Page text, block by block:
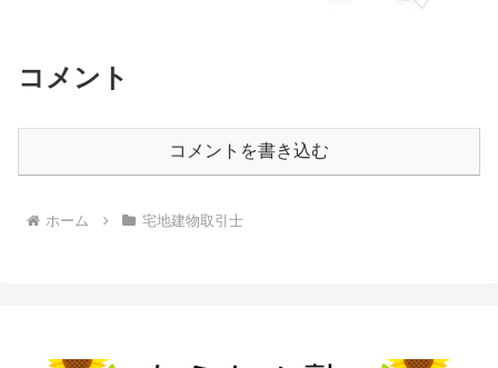
コメント
コメントを書き込む
ホーム 宅地建物取引士